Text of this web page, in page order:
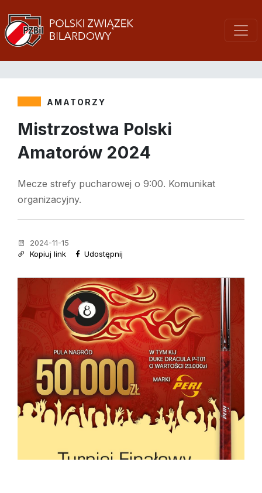
AMATORZY
Mistrzostwa Polski
Amatorów 2024
Mecze strefy pucharowej o 9:00. Komunikat
organizacyjny.
2024-11-15
Kopiuj link
Udostępnij